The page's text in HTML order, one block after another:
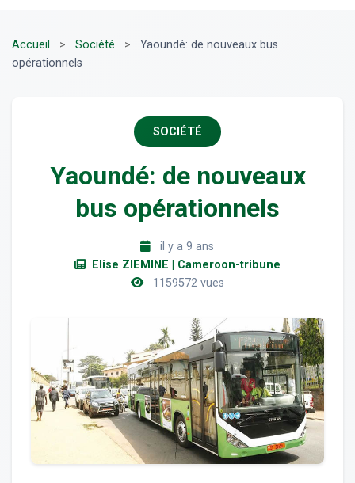
Accueil > Société >
Yaoundé: de nouveaux bus
opérationnels
SOCIÉTÉ
Yaoundé: de nouveaux
bus opérationnels
il y a 9 ans
Elise ZIEMINE | Cameroon-tribune
1159572 vues